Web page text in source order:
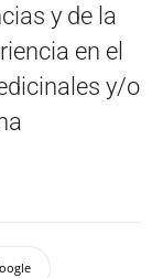
y de la
en el
y/o